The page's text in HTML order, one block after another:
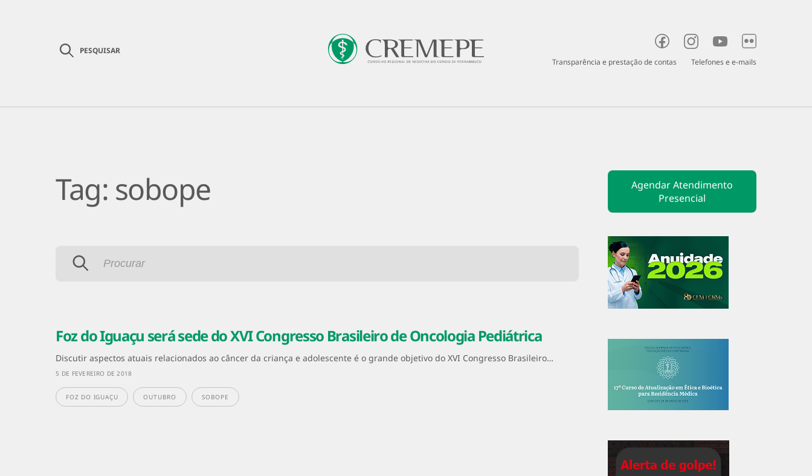
PESQUISAR
Transparência e prestação de contas
Telefones e e-mails
Agendar Atendimento
Presencial
Tag: sobope
Foz do Iguaçu será sede do XVI Congresso Brasileiro de Oncologia Pediátrica
Discutir aspectos atuais relacionados ao câncer da criança e adolescente é o grande objetivo do XVI Congresso Brasileiro…
5 DE FEVEREIRO DE 2018
FOZ DO IGUAÇU OUTUBRO SOBOPE